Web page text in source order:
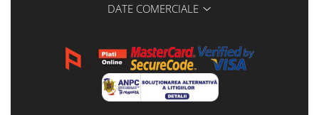
DATE COMERCIALE